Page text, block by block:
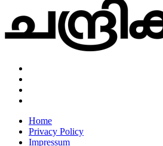
Home
Privacy Policy
Impressum